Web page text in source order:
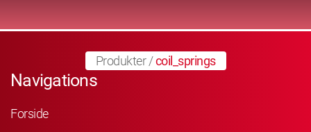
Produkter/coil_springs
Navigations
Forside